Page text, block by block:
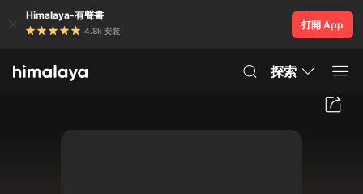
Himalaya-有聲書
4.8k 安裝
打開 App
探索